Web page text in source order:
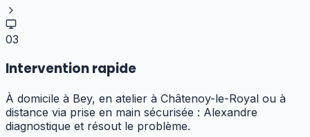
03
Intervention rapide
À domicile à Bey, en atelier à Châtenoy-le-Royal ou à
distance via prise en main sécurisée : Alexandre
diagnostique et résout le problème.